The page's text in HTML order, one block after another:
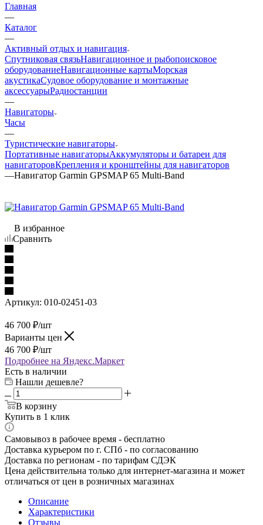
Главная
—
Каталог
—
Активный отдых и навигация
Спутниковая связьНавигационное и рыбопоисковое
оборудованиеНавигационные картыМорская
акустикаСудовое оборудование и монтажные
аксессуарыРадиостанции
—
Навигаторы
Часы
—
Туристические навигаторы
Портативные навигаторыАккумуляторы и батареи для
навигаторовКрепления и кронштейны для навигаторов
—Навигатор Garmin GPSMAP 65 Multi-Band
В избранное
Сравнить
Артикул: 010-02451-03
46 700 ₽/шт
Варианты цен
46 700 ₽/шт
Подробнее на Яндекс.Маркет
Есть в наличии
Нашли дешевле?
В корзину
Купить в 1 клик
Самовывоз в рабочее время - бесплатно
Доставка курьером по г. СПб - по согласованию
Доставка по регионам - по тарифам СДЭК
Цена действительна только для интернет-магазина и может
отличаться от цен в розничных магазинах
Описание
Характеристики
Отзывы